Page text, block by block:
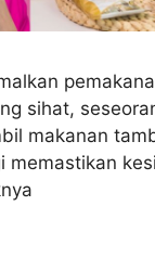
sihat,
makanan
memastikan